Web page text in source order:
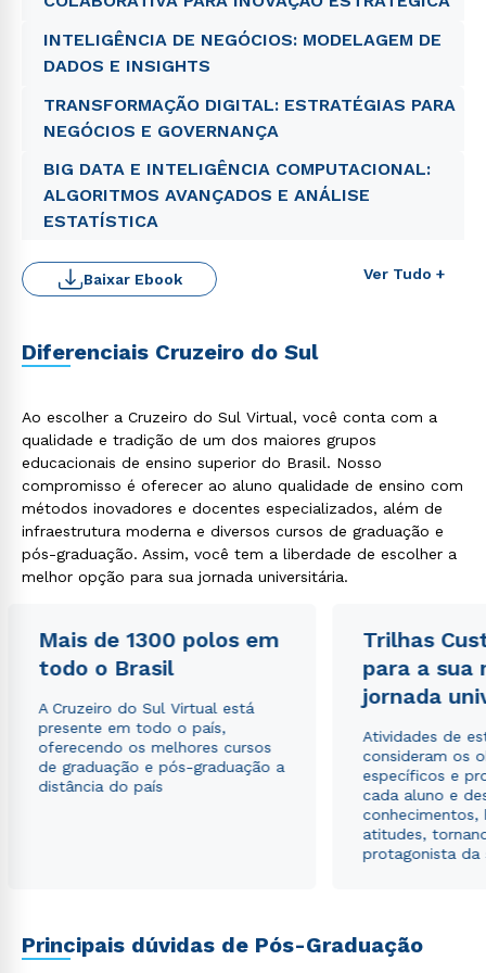
INTELIGÊNCIA DE NEGÓCIOS: MODELAGEM DE
DADOS E INSIGHTS
TRANSFORMAÇÃO DIGITAL: ESTRATÉGIAS PARA
NEGÓCIOS E GOVERNANÇA
BIG DATA E INTELIGÊNCIA COMPUTACIONAL:
ALGORITMOS AVANÇADOS E ANÁLISE
ESTATÍSTICA
Ver Tudo +
Baixar Ebook
Diferenciais Cruzeiro do Sul
Ao escolher a Cruzeiro do Sul Virtual, você conta com a
qualidade e tradição de um dos maiores grupos
educacionais de ensino superior do Brasil. Nosso
compromisso é oferecer ao aluno qualidade de ensino com
métodos inovadores e docentes especializados, além de
infraestrutura moderna e diversos cursos de graduação e
pós-graduação. Assim, você tem a liberdade de escolher a
melhor opção para sua jornada universitária.
Mais de 1300 polos em
todo o Brasil
A Cruzeiro do Sul Virtual está
presente em todo o país,
oferecendo os melhores cursos
de graduação e pós-graduação a
distância do país
Trilhas
para a sua
jornada
Atividades de
consideram os
específicos e
cada aluno e
conhecimentos,
atitudes,
protagonista da
Principais dúvidas de Pós-Graduação
WhatsApp
Estou de acordo com aPolítica de Privacidade.e
autorizo que meus dados sejam utilizados para o
envio de conteúdos da Cruzeiro do Sul.